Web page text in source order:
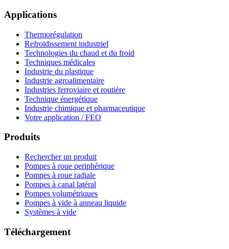
Applications
Thermorégulation
Refroidissement industriel
Technologies du chaud et du froid
Techniques médicales
Industrie du plastique
Industrie agroalimentaire
Industries ferroviaire et routière
Technique énergétique
Industrie chimique et pharmaceutique
Votre application / FEO
Produits
Rechercher un produit
Pompes à roue periphérique
Pompes à roue radiale
Pompes à canal latéral
Pompes volumétriques
Pompes à vide à anneau liquide
Systèmes à vide
Téléchargement